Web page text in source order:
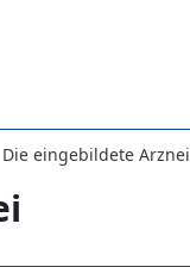
Die eingebildete Arznei